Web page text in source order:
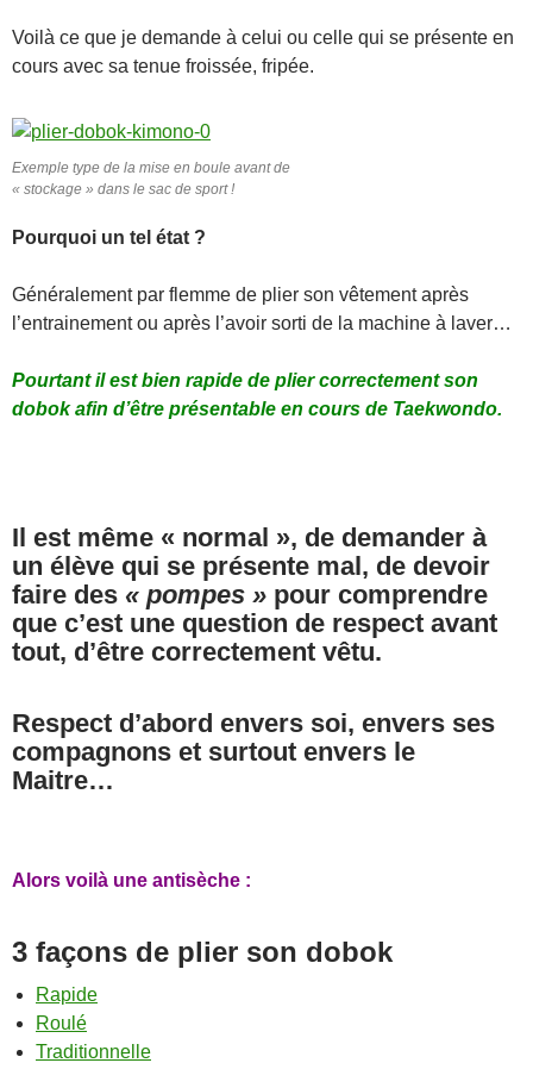
Voilà ce que je demande à celui ou celle qui se présente en
cours avec sa tenue froissée, fripée.
Exemple type de la mise en boule avant de
« stockage » dans le sac de sport !
Pourquoi un tel état ?
Généralement par flemme de plier son vêtement après
l’entrainement ou après l’avoir sorti de la machine à laver…
Pourtant il est bien rapide de plier correctement son
dobok afin d’être présentable en cours de Taekwondo.
Il est même « normal », de demander à
un élève qui se présente mal, de devoir
faire des « pompes » pour comprendre
que c’est une question de respect avant
tout, d’être correctement vêtu.
Respect d’abord envers soi, envers ses
compagnons et surtout envers le
Maitre…
Alors voilà une antisèche :
3 façons de plier son dobok
Rapide
Roulé
Traditionnelle